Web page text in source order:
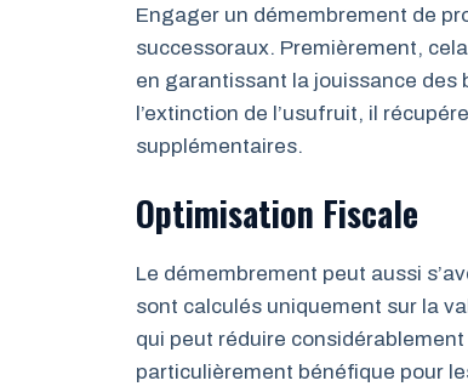
Engager un démembrement de
successoraux. Premièrement,
en garantissant la jouissance des
l’extinction de l’usufruit, il
supplémentaires.
Optimisation Fiscale
Le démembrement peut aussi
sont calculés uniquement sur la
qui peut réduire
particulièrement bénéfique pour